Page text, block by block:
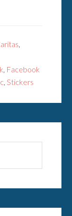
,
, Facebook
,Stickers